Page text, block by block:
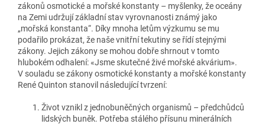
zákonů osmotické a mořské konstanty – myšlenky, že oceány
na Zemi udržují základní stav vyrovnanosti známý jako
„mořská konstanta“. Díky mnoha letům výzkumu se mu
podařilo prokázat, že naše vnitřní tekutiny se řídí stejnými
zákony. Jejich zákony se mohou dobře shrnout v tomto
hlubokém odhalení: «Jsme skutečné živé mořské akvárium».
V souladu se zákony osmotické konstanty a mořské konstanty
René Quinton stanovil následující tvrzení:
Život vznikl z jednobuněčných organismů – předchůdců
lidských buněk. Potřeba stálého přísunu minerálních